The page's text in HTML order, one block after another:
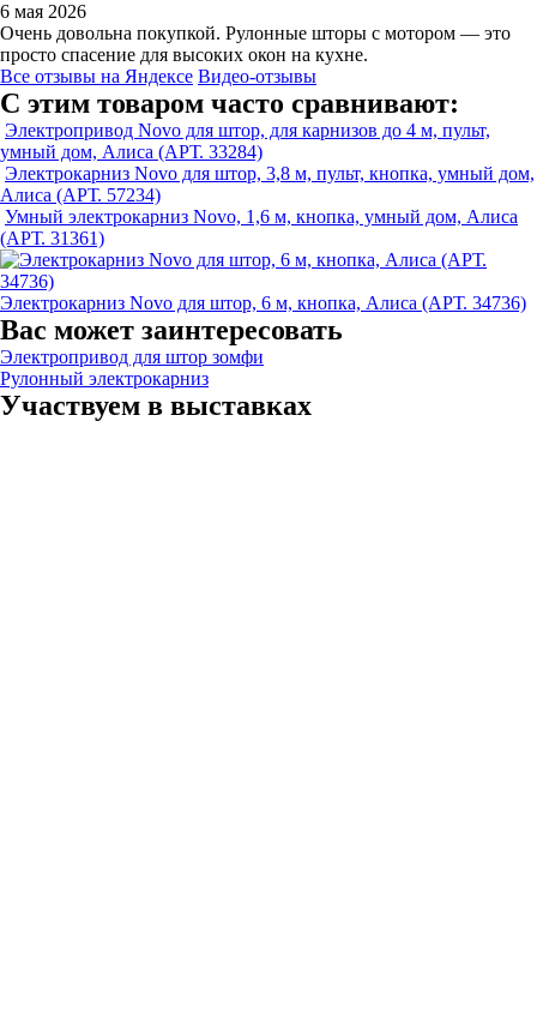
6 мая 2026
Очень довольна покупкой. Рулонные шторы с мотором — это
просто спасение для высоких окон на кухне.
Все отзывы на Яндексе Видео-отзывы
С этим товаром часто сравнивают:
Электропривод Novo для штор, для карнизов до 4 м, пульт,
умный дом, Алиса (АРТ. 33284)
Электрокарниз Novo для штор, 3,8 м, пульт, кнопка, умный дом,
Алиса (АРТ. 57234)
Умный электрокарниз Novo, 1,6 м, кнопка, умный дом, Алиса
(АРТ. 31361)
Электрокарниз Novo для штор, 6 м, кнопка, Алиса (АРТ. 34736)
Вас может заинтересовать
Электропривод для штор зомфи
Рулонный электрокарниз
Участвуем в выставках